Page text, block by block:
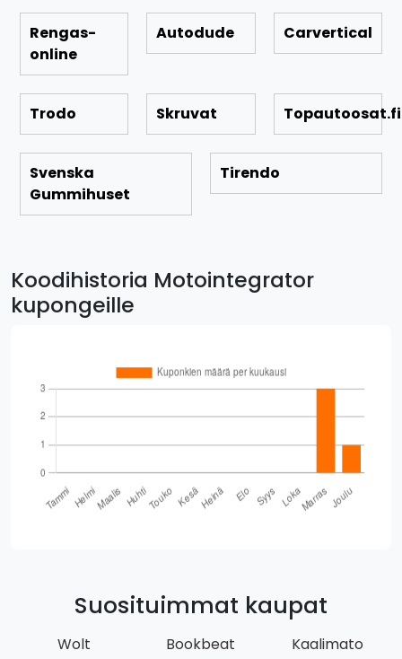
Rengas-
online
Autodude Carvertical
Trodo Skruvat Topautoosat.fi
Svenska
Gummihuset
Tirendo
Koodihistoria Motointegrator
kupongeille
Suosituimmat kaupat
Wolt Bookbeat
Kaalimato